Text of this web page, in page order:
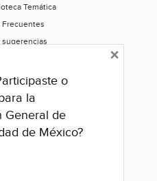
Temática
Frecuentes
portal
o
la
General de
de México?
×